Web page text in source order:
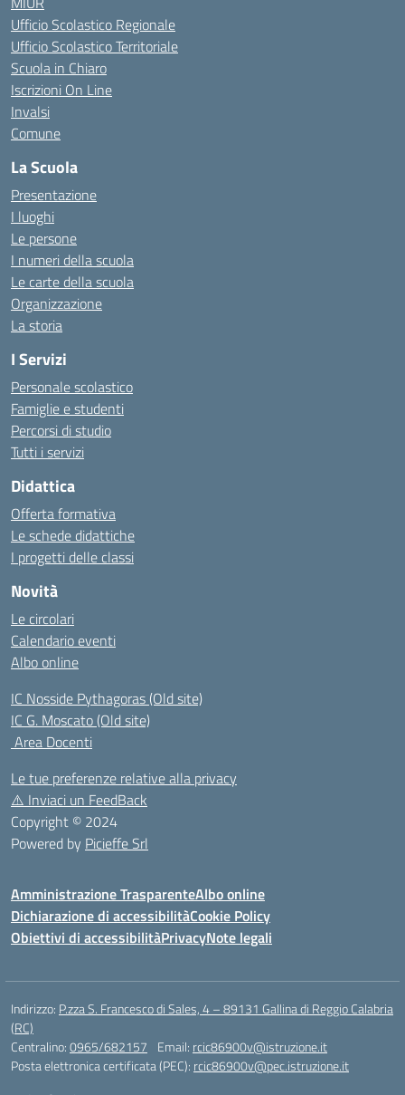
Ufficio Scolastico Regionale
Ufficio Scolastico Territoriale
Scuola in Chiaro
Iscrizioni On Line
Invalsi
Comune
La Scuola
Presentazione
I luoghi
Le persone
I numeri della scuola
Le carte della scuola
Organizzazione
La storia
I Servizi
Personale scolastico
Famiglie e studenti
Percorsi di studio
Tutti i servizi
Didattica
Offerta formativa
Le schede didattiche
I progetti delle classi
Novità
Le circolari
Calendario eventi
Albo online
IC Nosside Pythagoras (Old site)
IC G. Moscato (Old site)
Area Docenti
Le tue preferenze relative alla privacy
⚠️ Inviaci un FeedBack
Copyright © 2024
Powered by Picieffe Srl
Amministrazione TrasparenteAlbo online
Dichiarazione di accessibilitàCookie Policy
Obiettivi di accessibilitàPrivacyNote legali
Indirizzo: P.zza S. Francesco di Sales, 4 – 89131 Gallina di Reggio Calabria
(RC)
Centralino:0965/682157 Email: rcic86900v@istruzione.it
Posta elettronica certificata (PEC): rcic86900v@pec.istruzione.it